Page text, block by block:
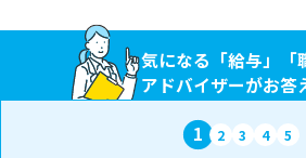
気になる「給与」「
アドバイザーがお答
1 2 3 4 5